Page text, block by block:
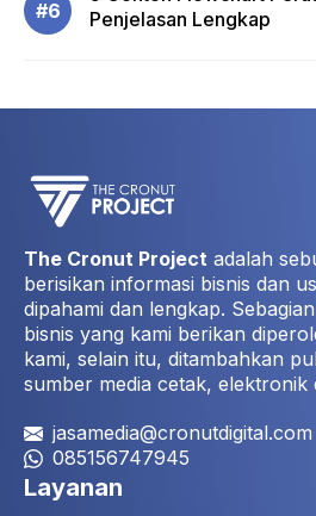
Penjelasan Lengkap
The Cronut Project adalah
berisikan informasi bisnis dan
dipahami dan lengkap.
bisnis yang kami berikan
kami, selain itu, ditambahkan
sumber media cetak, elektronik
jasamedia@cronutdigital.com
085156747945
Layanan